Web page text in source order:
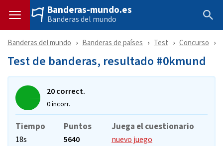
Banderas-mundo.es
Banderas del mundo
Banderas del mundo Banderas de países Test Concurso
Test de banderas, resultado #0kmund
20 correct.
0 incorr.
Tiempo
18s
Puntos
5640
Juega el cuestionario
nuevo juego